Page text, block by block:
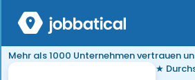
Mehr als 1000 Unternehmen vertrauen
★